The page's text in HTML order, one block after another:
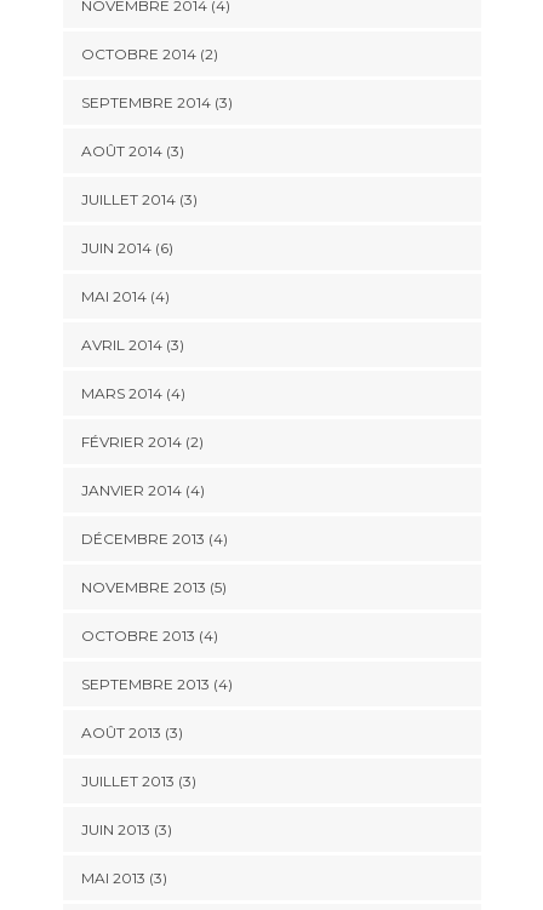
NOVEMBRE 2014(4)
OCTOBRE 2014(2)
SEPTEMBRE 2014(3)
AOÛT 2014(3)
JUILLET 2014(3)
JUIN 2014(6)
MAI 2014(4)
AVRIL 2014(3)
MARS 2014(4)
FÉVRIER 2014(2)
JANVIER 2014(4)
DÉCEMBRE 2013 (4)
NOVEMBRE 2013 (5)
OCTOBRE 2013 (4)
SEPTEMBRE 2013 (4)
AOÛT 2013 (3)
JUILLET 2013 (3)
JUIN 2013 (3)
MAI 2013 (3)